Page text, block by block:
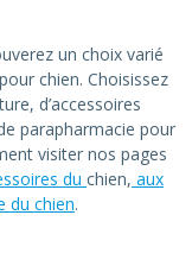
un choix varié
chien. Choisissez
d’accessoires
parapharmacie pour
visiter nos pages
du chien, aux
du chien.